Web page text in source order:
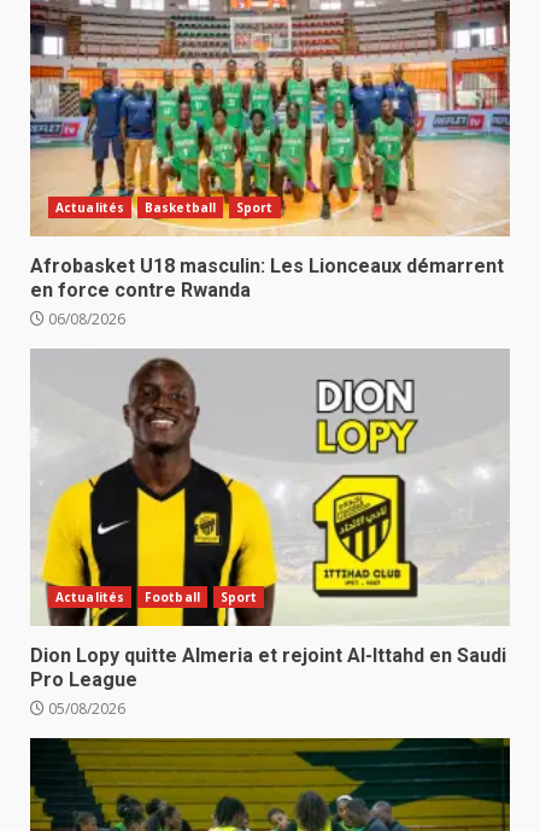
Actualités Basketball Sport
Afrobasket U18 masculin: Les Lionceaux démarrent
en force contre Rwanda
06/08/2026
Actualités Football Sport
Dion Lopy quitte Almeria et rejoint Al-Ittahd en Saudi
Pro League
05/08/2026